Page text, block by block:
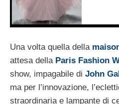
Una volta quella della
attesa della Paris Fashion
show, impagabile di John
ma per l’innovazione,
straordinaria e lampante di